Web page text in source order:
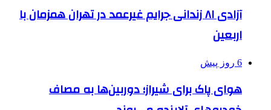
آزادی ۸۱ زندانی جرایم غیرعمد در تهران همزمان با
اربعین
6 روز پیش
هوای پاک برای شیراز؛ دوربین‌ها به مصاف